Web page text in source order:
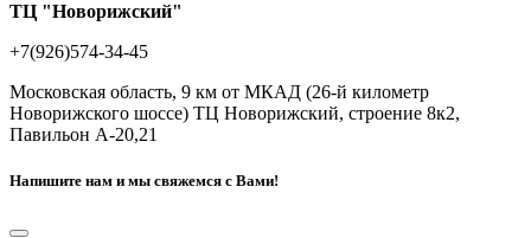
ТЦ "Новорижский"
+7(926)574-34-45
Московская область, 9 км от МКАД (26-й километр
Новорижского шоссе) ТЦ Новорижский, строение 8к2,
Павильон А-20,21
Напишите нам и мы свяжемся с Вами!